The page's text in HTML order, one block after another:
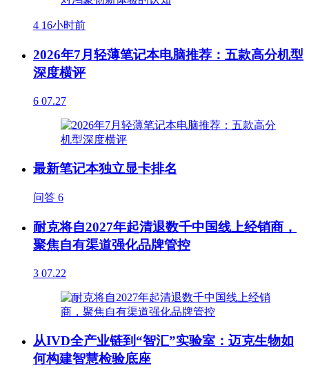
4 16小时前
2026年7月轻薄笔记本电脑推荐：五款高分机型
深度横评
6 07.27
最新笔记本独立显卡排名
问答 6
耐克将自2027年起清退数千中国线上经销商，
聚焦自有渠道强化品牌管控
3 07.22
从IVD全产业链到“智汇”实验室：迈克生物如
何构建智慧检验底座